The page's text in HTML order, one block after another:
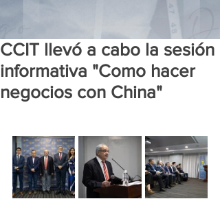
CCIT llevó a cabo la sesión
informativa "Como hacer
negocios con China"